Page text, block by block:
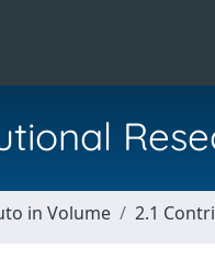
in Volume 2.1